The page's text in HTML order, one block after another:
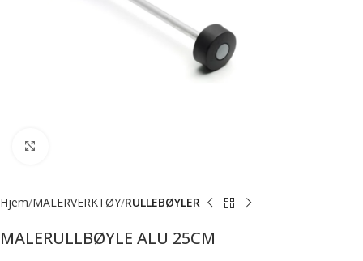
Hjem MALERVERKTØY RULLEBØYLER
MALERULLBØYLE ALU 25CM